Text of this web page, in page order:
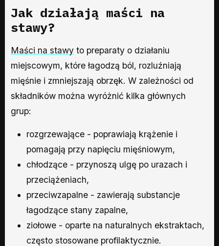
Jak działają maści na
stawy?
Maści na stawy to preparaty o działaniu
miejscowym, które łagodzą ból, rozluźniają
mięśnie i zmniejszają obrzęk. W zależności od
składników można wyróżnić kilka głównych
grup:
rozgrzewające - poprawiają krążenie i
pomagają przy napięciu mięśniowym,
chłodzące - przynoszą ulgę po urazach i
przeciążeniach,
przeciwzapalne - zawierają substancje
łagodzące stany zapalne,
ziołowe - oparte na naturalnych ekstraktach,
często stosowane profilaktycznie.